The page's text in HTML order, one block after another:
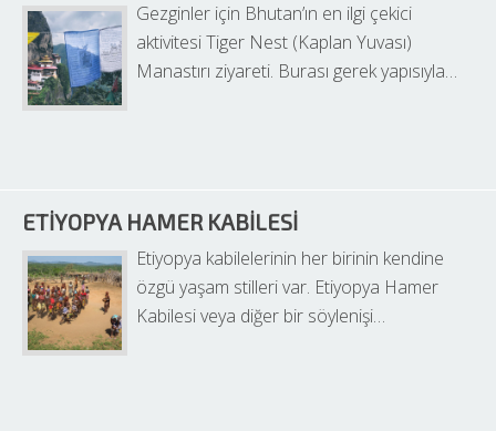
Gezginler için Bhutan’ın en ilgi çekici
aktivitesi Tiger Nest (Kaplan Yuvası)
Manastırı ziyareti. Burası gerek yapısıyla…
ETIYOPYA HAMER KABILESI
Etiyopya kabilelerinin her birinin kendine
özgü yaşam stilleri var. Etiyopya Hamer
Kabilesi veya diğer bir söylenişi…